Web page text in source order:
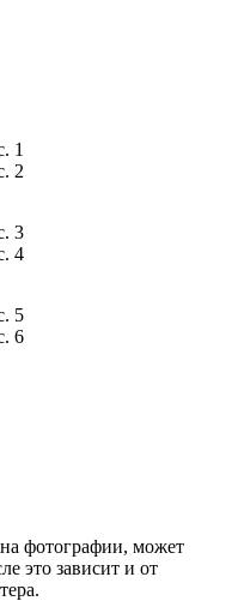
фотографии, может
это зависит и от